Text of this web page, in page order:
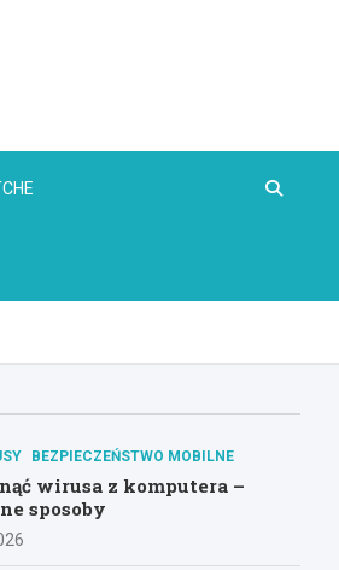
BEZPIECZEŃSTWO MOBILNE
wirusa z komputera –
sposoby